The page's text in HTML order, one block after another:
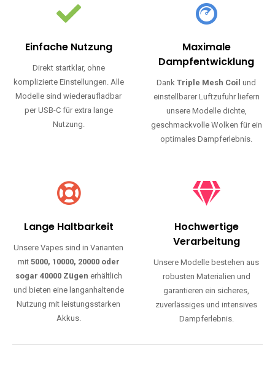
Einfache Nutzung
Direkt startklar, ohne
komplizierte Einstellungen. Alle
Modelle sind wiederaufladbar
per USB-C für extra lange
Nutzung.
Maximale
Dampfentwicklung
Dank Triple Mesh Coil und
einstellbarer Luftzufuhr liefern
unsere Modelle dichte,
geschmackvolle Wolken für ein
optimales Dampferlebnis.
Lange Haltbarkeit
Unsere Vapes sind in Varianten
mit 5000, 10000, 20000 oder
sogar 40000 Zügen erhältlich
und bieten eine langanhaltende
Nutzung mit leistungsstarken
Akkus.
Hochwertige
Verarbeitung
Unsere Modelle bestehen aus
robusten Materialien und
garantieren ein sicheres,
zuverlässiges und intensives
Dampferlebnis.